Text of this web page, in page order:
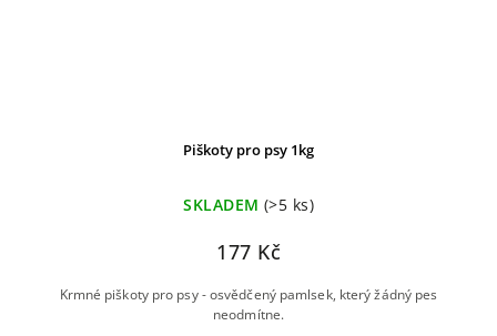
Piškoty pro psy 1kg
SKLADEM (>5 ks)
177 Kč
Krmné piškoty pro psy - osvědčený pamlsek, který žádný pes
neodmítne.